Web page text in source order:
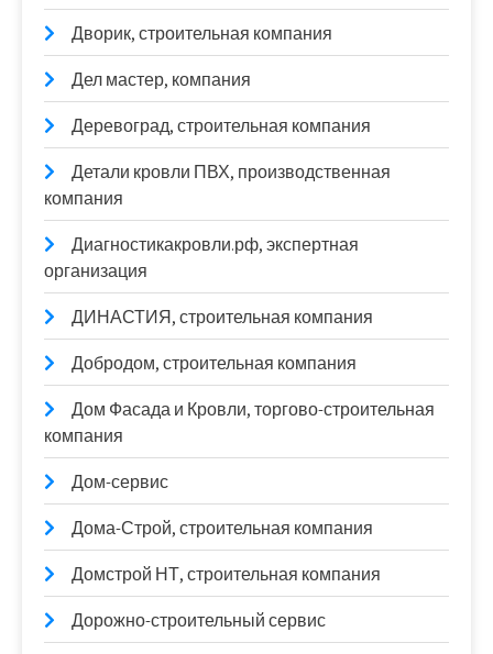
Дворик, строительная компания
Дел мастер, компания
Деревоград, строительная компания
Детали кровли ПВХ, производственная
компания
Диагностикакровли.рф, экспертная
организация
ДИНАСТИЯ, строительная компания
Добродом, строительная компания
Дом Фасада и Кровли, торгово-строительная
компания
Дом-сервис
Дома-Строй, строительная компания
Домстрой НТ, строительная компания
Дорожно-строительный сервис